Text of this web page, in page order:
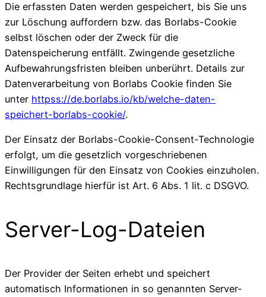
Die erfassten Daten werden gespeichert, bis Sie uns
zur Löschung auffordern bzw. das Borlabs-Cookie
selbst löschen oder der Zweck für die
Datenspeicherung entfällt. Zwingende gesetzliche
Aufbewahrungsfristen bleiben unberührt. Details zur
Datenverarbeitung von Borlabs Cookie finden Sie
unter httpss://de.borlabs.io/kb/welche-daten-
speichert-borlabs-cookie/.
Der Einsatz der Borlabs-Cookie-Consent-Technologie
erfolgt, um die gesetzlich vorgeschriebenen
Einwilligungen für den Einsatz von Cookies einzuholen.
Rechtsgrundlage hierfür ist Art. 6 Abs. 1 lit. c DSGVO.
Server-Log-Dateien
Der Provider der Seiten erhebt und speichert
automatisch Informationen in so genannten Server-